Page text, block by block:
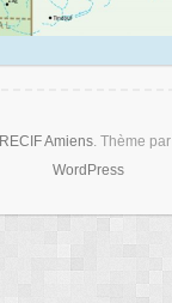
RECIF Amiens. Thème par
WordPress